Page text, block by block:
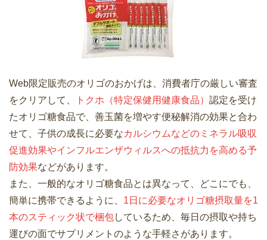
Web限定販売のオリゴのおかげは、消費者庁の厳しい審査
をクリアして、
トクホ（特定保健用健康食品） 認定を受け
たオリゴ糖食品で、善玉菌を増やす便秘解消の効果と合わ
せて、子供の成長に必要なカルシウムなどのミネラル吸収
促進効果やインフルエンザウィルスへの抵抗力を高める予
防効果などがあります。
また、一般的なオリゴ糖食品とは異なって、どこにでも、
簡単に携帯できるように、 1日に必要なオリゴ糖摂取量を1
本のスティック状で梱包しているため、毎日の摂取や持ち
運びの面でサプリメントのような手軽さがあります。